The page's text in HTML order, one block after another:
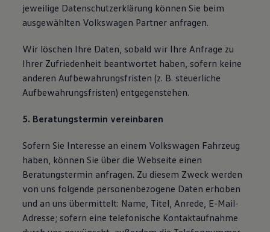
jeweilige Datenschutzerklärung können Sie beim
ausgewählten Volkswagen Partner anfragen.
Wir löschen Ihre Daten, sobald wir Ihre Anfrage zu
Ihrer Zufriedenheit beantwortet haben, sofern keine
anderen Aufbewahrungsfristen (z. B. steuerliche
Aufbewahrungsfristen) entgegenstehen.
5. Beratungstermin vereinbaren
Sofern Sie Interesse an einem Volkswagen Fahrzeug
haben, können Sie über die Webseite einen
Beratungstermin anfragen. Zu diesem Zweck werden
von uns folgende personenbezogene Daten erhoben
und an uns übermittelt: Name, Titel, Anrede, E-Mail-
Adresse; sofern eine telefonische Kontaktaufnahme